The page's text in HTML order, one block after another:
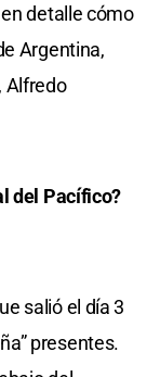
detalle cómo
Argentina,
Alfredo
del Pacífico?
salió el día 3
presentes.